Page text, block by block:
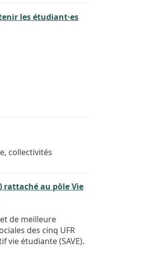
les étudiant·es
collectivités
rattaché au pôle Vie
de meilleure
des cinq UFR
vie étudiante (SAVE).